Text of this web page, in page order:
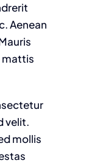
Aenean
mattis
velit.
mollis